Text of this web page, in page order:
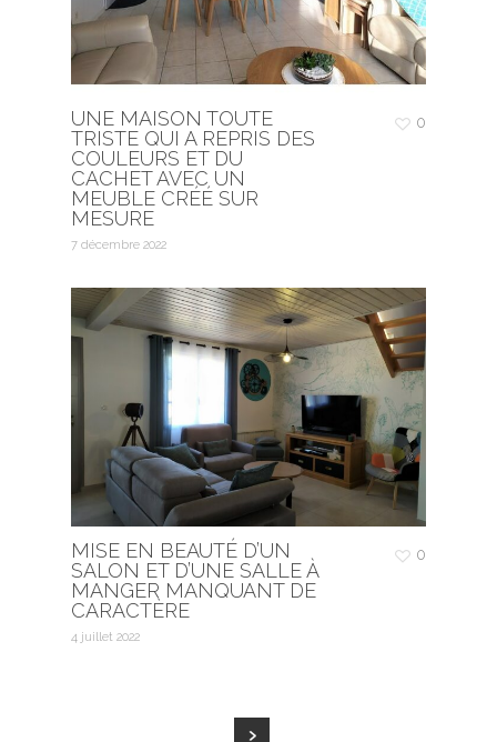
UNE MAISON TOUTE
TRISTE QUI A REPRIS DES
COULEURS ET DU
CACHET AVEC UN
MEUBLE CRÉÉ SUR
MESURE
7 décembre 2022
0
MISE EN BEAUTÉ D’UN
SALON ET D’UNE SALLE À
MANGER MANQUANT DE
CARACTÈRE
4 juillet 2022
0